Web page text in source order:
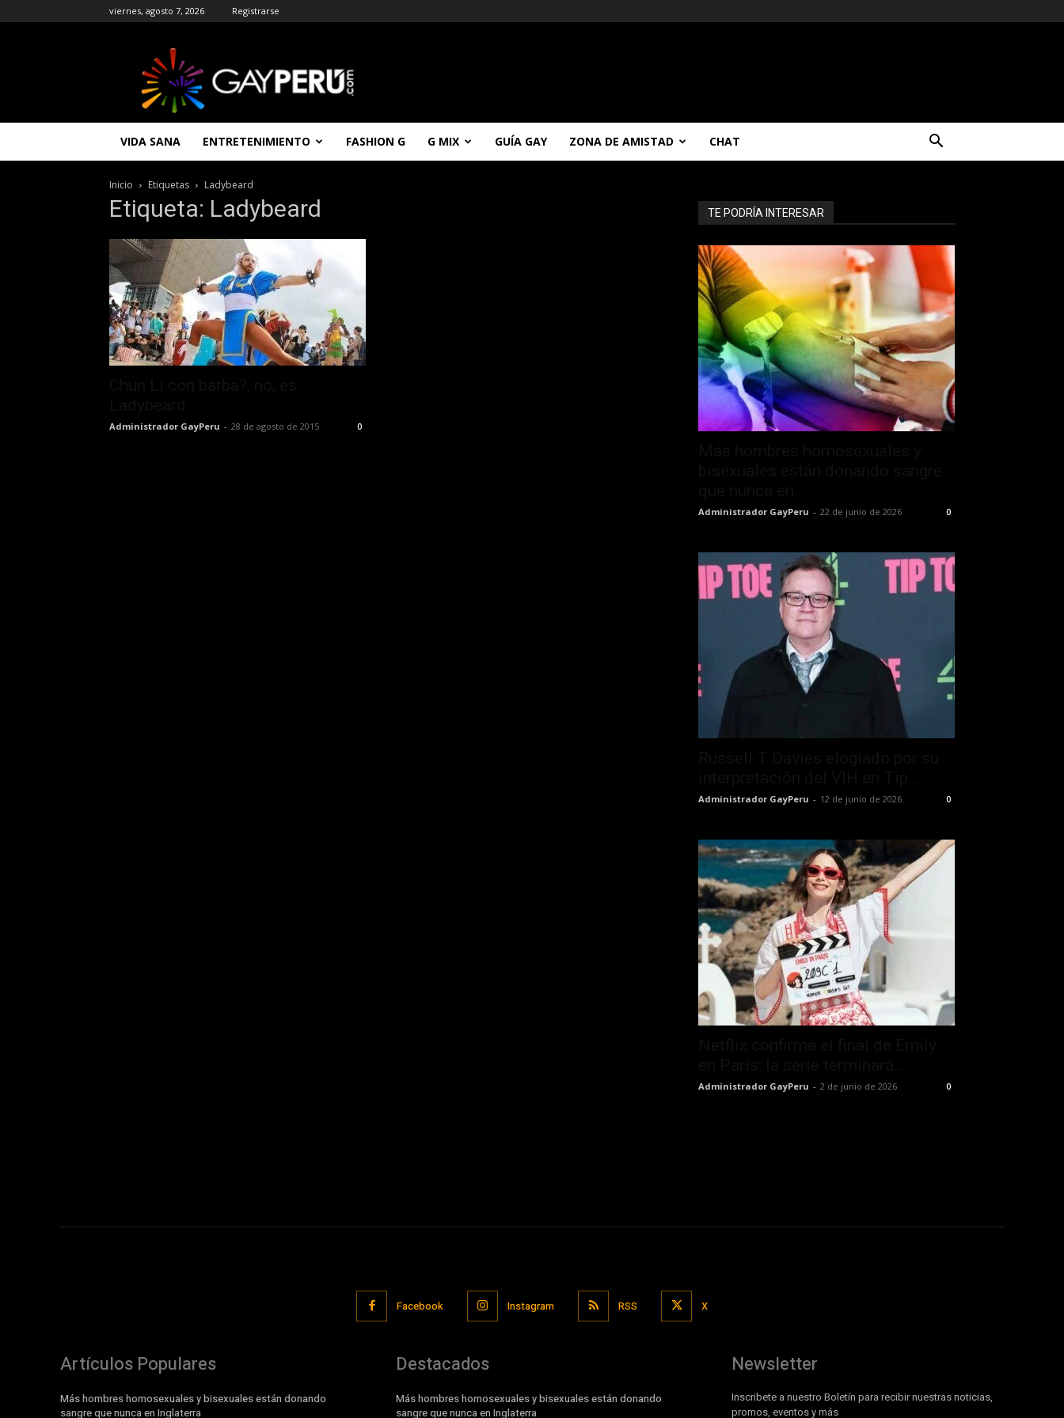
viernes, agosto 7, 2026 Registrarse
|
Entretenimiento
Noticias
Chat
Gay
Gratis
VIDA SANA ENTRETENIMIENTO FASHION G G MIX GUÍA GAY ZONA DE AMISTAD CHAT
Inicio Etiquetas Ladybeard
Etiqueta: Ladybeard
Administrador GayPeru - 28 de agosto de 2015 0
TE PODRÍA INTERESAR
Administrador GayPeru - 22 de junio de 2026 0
Administrador GayPeru - 12 de junio de 2026 0
Administrador GayPeru - 2 de junio de 2026 0
Facebook Instagram RSS X
Artículos Populares
Más hombres homosexuales y bisexuales están donando
sangre que nunca en Inglaterra
Destacados
Más hombres homosexuales y bisexuales están donando
sangre que nunca en Inglaterra
Newsletter
Inscribete a nuestro Boletín para recibir nuestras noticias,
promos, eventos y más